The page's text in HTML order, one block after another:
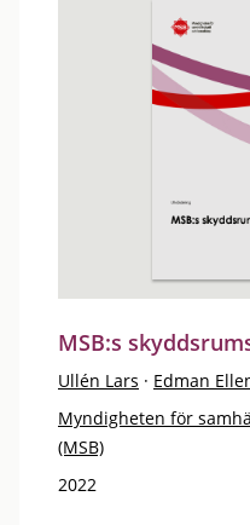
MSB:s
Ullén Lars · Edman
Myndigheten för
(MSB)
2022